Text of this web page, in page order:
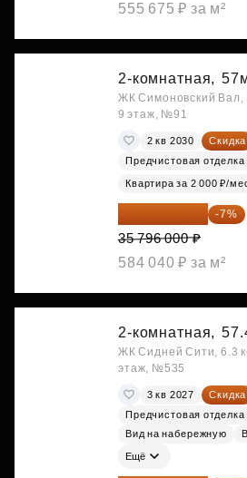
555 675 ₽ за м²
2-комнатная,
ЖК Симоновский Вал,
9 этаж, №91
2 кв 2030
Скидка
Предчистовая отделка
Квартира за 2 000 ₽/
33 290 280 ₽ -7%
35 796 000 ₽
584 040 ₽ за м²
2-комнатная,
ЖК Сидней Сити, 6.3
этаж, №535
3 кв 2027
Скидка
Предчистовая отделка
Вид на набережную
Ещё